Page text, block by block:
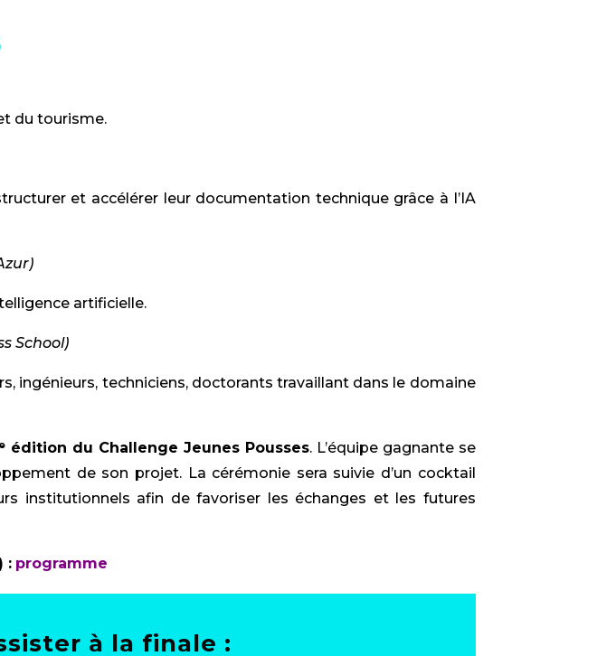
du tourisme.
et accélérer leur documentation technique grâce à l’IA
artificielle.
School)
ingénieurs, techniciens, doctorants travaillant dans le domaine
édition du Challenge Jeunes Pousses. L’équipe gagnante se
de son projet. La cérémonie sera suivie d’un cocktail
institutionnels afin de favoriser les échanges et les futures
: programme
à la finale :